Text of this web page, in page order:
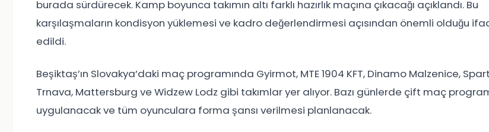
burada sürdürecek. Kamp boyunca takımın altı farklı hazırlık maçına çıkacağı açıklandı. Bu
karşılaşmaların kondisyon yüklemesi ve kadro değerlendirmesi açısından önemli olduğu
edildi.
Beşiktaş’ın Slovakya’daki maç programında Gyirmot, MTE 1904 KFT, Dinamo Malzenice,
Trnava, Mattersburg ve Widzew Lodz gibi takımlar yer alıyor. Bazı günlerde çift maç
uygulanacak ve tüm oyunculara forma şansı verilmesi planlanacak.